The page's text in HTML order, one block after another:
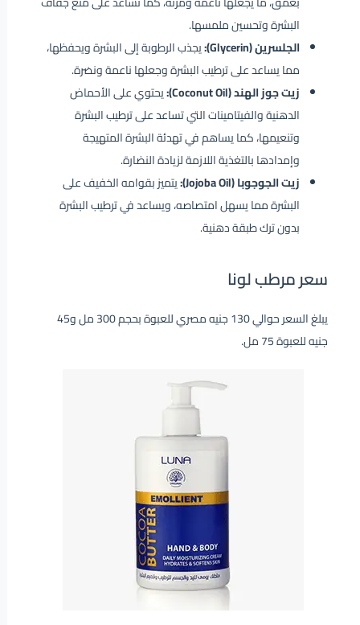
البشرة وتحسين ملمسها.
الجلسرين (Glycerin):
يجذب الرطوبة إلى البشرة ويحفظها،
مما يساعد على ترطيب البشرة وجعلها ناعمة ونضرة.
زيت جوز الهند (Coconut Oil):
يحتوي على الأحماض
الدهنية والفيتامينات التي تساعد على ترطيب البشرة
وتنعيمها، كما يساهم في تهدئة البشرة المتهيجة
وإمدادها بالتغذية اللازمة لزيادة النضارة.
زيت الجوجوبا (Jojoba Oil):
يتميز بقوامه الخفيف على
البشرة مما يسهل امتصاصه، ويساعد في ترطيب البشرة
بدون ترك طبقة دهنية.
سعر مرطب لونا
يبلغ السعر حوالي 130 جنيه مصري للعبوة بحجم 300 مل و45
جنيه للعبوة 75 مل.